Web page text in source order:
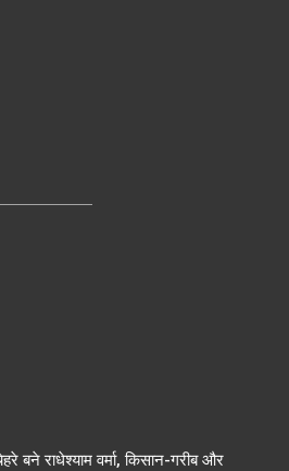
बने राधेश्याम वर्मा, किसान-गरीब और